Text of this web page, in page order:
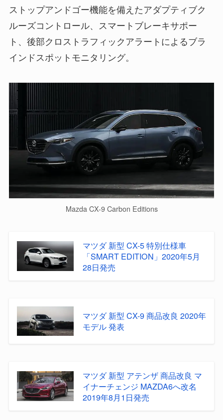
ストップアンドゴー機能を備えたアダプティブク
ルーズコントロール、スマートブレーキサポー
ト、後部クロストラフィックアラートによるブラ
インドスポットモニタリング。
Mazda CX-9 Carbon Editions
マツダ 新型 CX-5 特別仕様車
「SMART EDITION」2020年5月
28日発売
マツダ 新型 CX-9 商品改良 2020年
モデル 発表
マツダ 新型 アテンザ 商品改良 マ
イナーチェンジ MAZDA6へ改名
2019年8月1日発売